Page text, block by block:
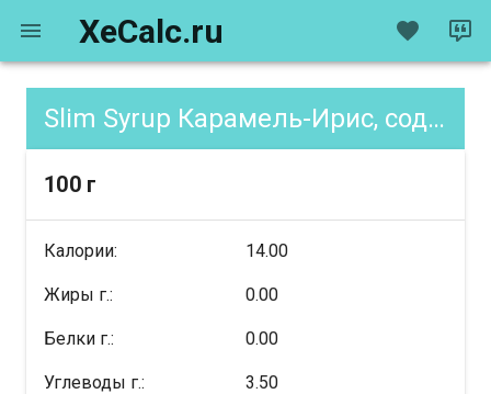
XeCalc.ru
Slim Syrup Карамель-Ирис, содержание XE
100 г
Калории: 14.00
Жиры г.: 0.00
Белки г.: 0.00
Углеводы г.: 3.50